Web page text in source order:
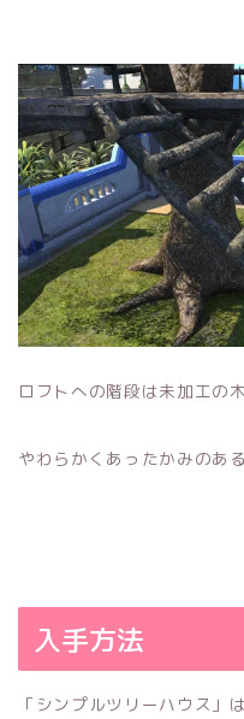
ロフトへの階段は未加工の
やわらかくあったかみのあ
入手方法
「シンプルツリーハウス」は